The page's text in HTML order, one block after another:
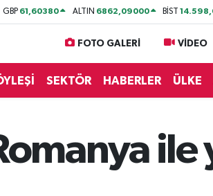
GBP 61,60380 ALTIN 6862,09000 BİST
FOTO GALERİ VİDEO
SEKTÖR HABERLER ÜLKE